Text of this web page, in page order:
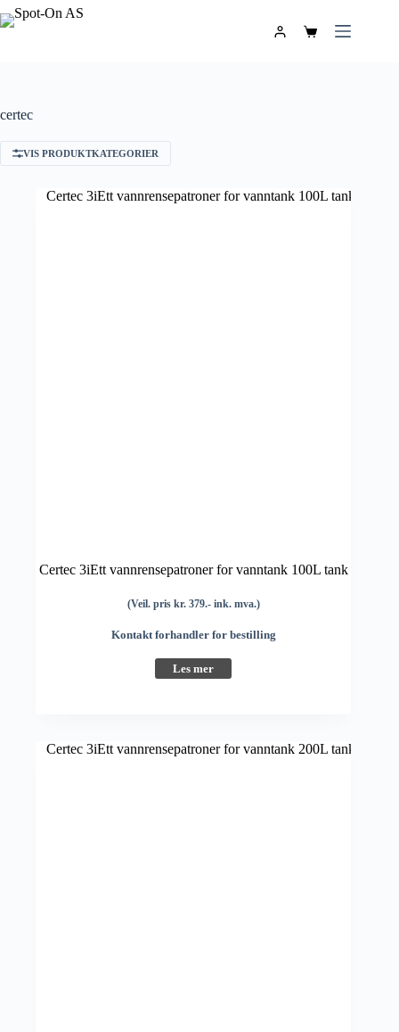
certec
VIS PRODUKTKATEGORIER
Certec 3iEtt vannrensepatroner for vanntank 100L tank
(Veil. pris kr. 379.- ink. mva.)
Kontakt forhandler for bestilling
Les mer